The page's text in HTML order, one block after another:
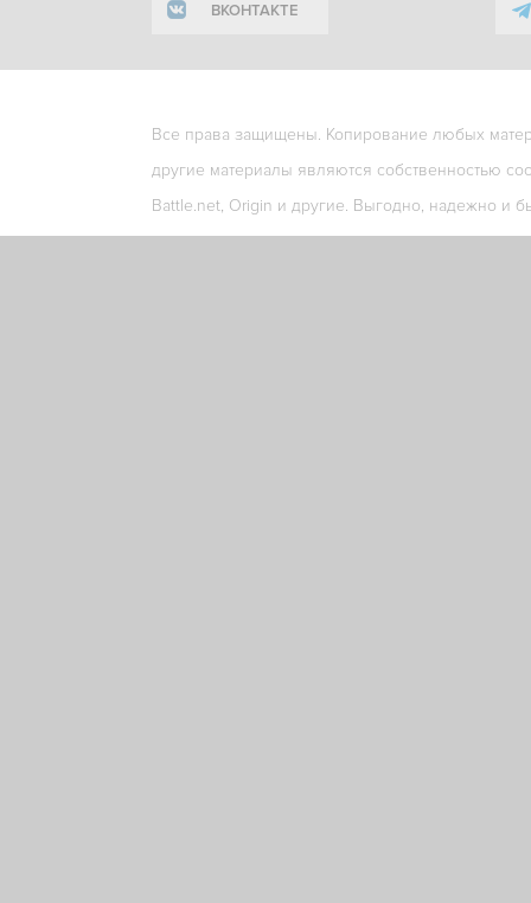
ВКОНТАКТЕ
Все права защищены. Копирование любых
другие материалы являются собственностью
Battle.net, Origin и другие. Выгодно, надежно и